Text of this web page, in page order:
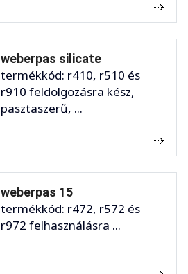
weberpas silicate
termékkód: r410, r510 és
r910 feldolgozásra kész,
pasztaszerű, ...
weberpas 15
termékkód: r472, r572 és
r972 felhasználásra ...